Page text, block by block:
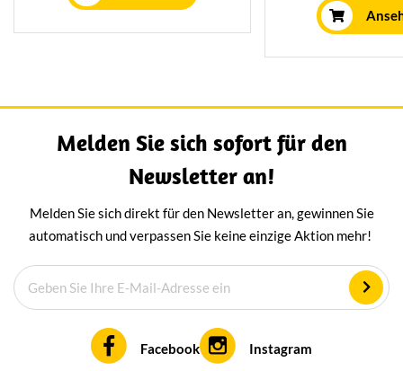
kommt daher, dass der Käse bei
der Zubereitung in Meerwasser
Sorte wurde
dich gerieben.
salzige
Melden Sie sich sofort für den
Newsletter an!
Melden Sie sich direkt für den Newsletter an, gewinnen Sie
automatisch und verpassen Sie keine einzige Aktion mehr!
Facebook Instagram